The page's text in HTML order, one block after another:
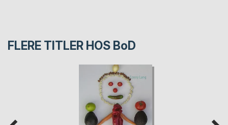
FLERE TITLER HOS BoD